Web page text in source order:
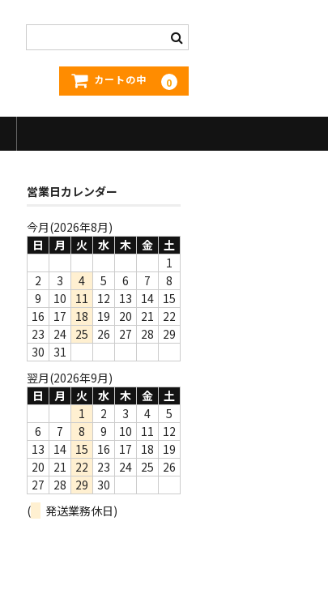
カートの中 0
営業日カレンダー
今月(2026年8月)
日
月 火 水 木 金
土
1
2
3 4 5 6 7
8
9
10 11 12 13 14 15
16
17 18 19 20 21
22
23
24 25 26 27 28
29
30
31
翌月(2026年9月)
日
月 火 水 木 金
土
1
2 3 4
5
6
7 8 9 10 11
12
13
14 15 16 17 18
19
20
21 22 23 24 25
26
27
28 29
30
(
発送業務休日)